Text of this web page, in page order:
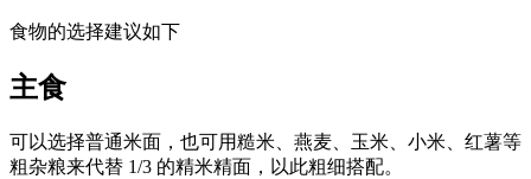
食物的选择建议如下
主食
可以选择普通米面，也可用糙米、燕麦、玉米、小米、红薯等
粗杂粮来代替 1/3 的精米精面，以此粗细搭配。